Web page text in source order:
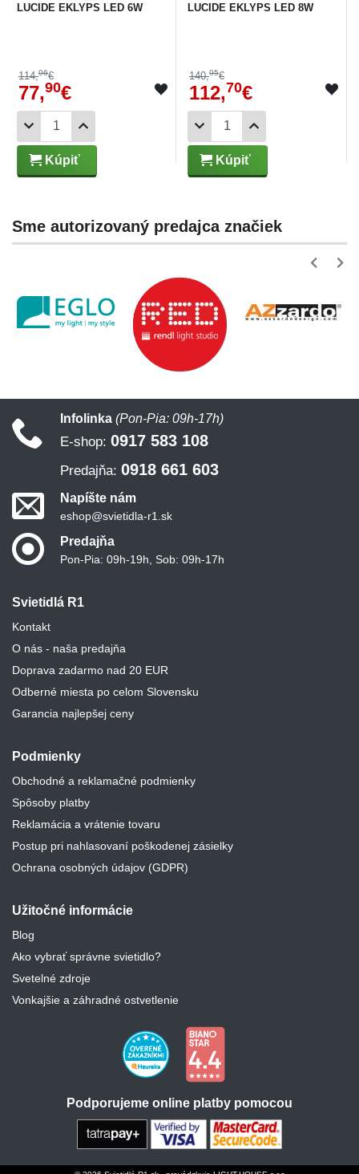
LUCIDE EKLYPS LED 6W
114,96€
77,90€
Kúpiť
LUCIDE EKLYPS LED 8W
140,95€
112,70€
Kúpiť
Sme autorizovaný predajca značiek
Svietidlá R1
Kontakt
O nás - naša predajňa
Doprava zadarmo nad 20 EUR
Odberné miesta po celom Slovensku
Garancia najlepšej ceny
Podmienky
Obchodné a reklamačné podmienky
Spôsoby platby
Reklamácia a vrátenie tovaru
Postup pri nahlasovaní poškodenej zásielky
Ochrana osobných údajov (GDPR)
Užitočné informácie
Blog
Ako vybrať správne svietidlo?
Svetelné zdroje
Vonkajšie a záhradné ostvetlenie
Infolinka (Pon-Pia: 09h-17h)
E-shop: 0917 583 108
Predajňa: 0918 661 603
Napíšte nám
eshop@svietidla-r1.sk
Predajňa
Pon-Pia: 09h-19h, Sob: 09h-17h
Podporujeme online platby pomocou